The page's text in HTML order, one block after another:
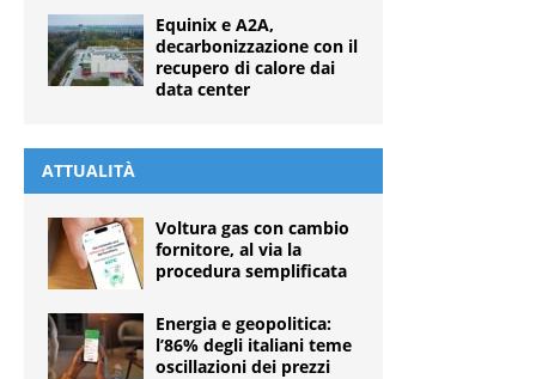
Equinix e A2A,
decarbonizzazione con il
recupero di calore dai
data center
ATTUALITÀ
Voltura gas con cambio
fornitore, al via la
procedura semplificata
Energia e geopolitica:
l’86% degli italiani teme
oscillazioni dei prezzi